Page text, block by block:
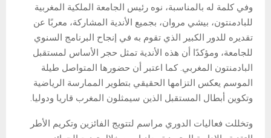
وفي كلمة له بالمناسبة، نوه رئيس الجامعة الملكية المغربية
للبادمنتون، بيشي مروان، بجميع الأندية المشاركة، معربًا عن
تقديره للدور الكبير الذي تقوم به في إنجاح البرنامج السنوي
للجامعة، ومؤكدًا أن هذه الأندية تمثل حجر الأساس لمستقبل
البادمنتون المغربي. كما اعتبر أن حضورها المتواصل طيلة
الموسم يعكس التزامها الحقيقي بتطوير الممارسة الرياضية
وتكوين أبطال المستقبل الذين سيمثلون المغرب قاريا ودوليا.
وتخللت فعاليات الدوري مراسم لتتويج الفائزين وتكريم الأطر